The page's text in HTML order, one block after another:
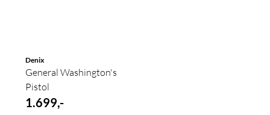
Denix
General Washington's
Pistol
1.699,-